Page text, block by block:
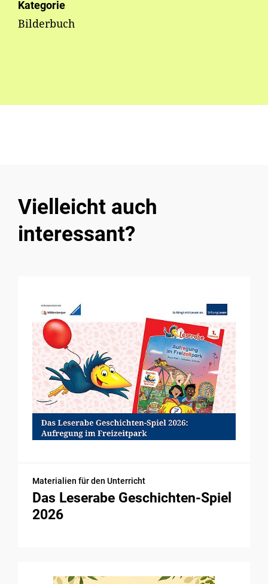
Kategorie
Bilderbuch
Vielleicht auch
interessant?
Materialien für den Unterricht
Das Leserabe Geschichten-Spiel
2026